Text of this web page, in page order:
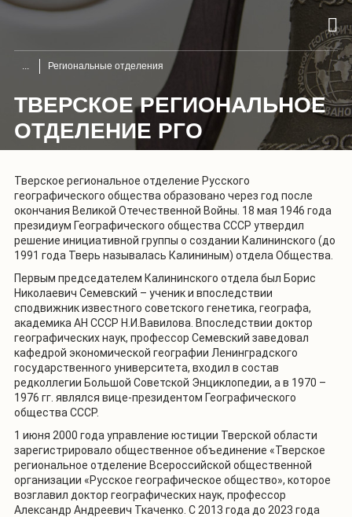
Региональные отделения
ТВЕРСКОЕ РЕГИОНАЛЬНОЕ
ОТДЕЛЕНИЕ РГО
Тверское региональное отделение Русского
географического общества образовано через год после
окончания Великой Отечественной Войны. 18 мая 1946 года
президиум Географического общества СССР утвердил
решение инициативной группы о создании Калининского (до
1991 года Тверь называлась Калининым) отдела Общества.
Первым председателем Калининского отдела был Борис
Николаевич Семевский – ученик и впоследствии
сподвижник известного советского генетика, географа,
академика АН СССР Н.И.Вавилова. Впоследствии доктор
географических наук, профессор Семевский заведовал
кафедрой экономической географии Ленинградского
государственного университета, входил в состав
редколлегии Большой Советской Энциклопедии, а в 1970 –
1976 гг. являлся вице-президентом Географического
общества СССР.
1 июня 2000 года управление юстиции Тверской области
зарегистрировало общественное объединение «Тверское
региональное отделение Всероссийской общественной
организации «Русское географическое общество», которое
возглавил доктор географических наук, профессор
Александр Андреевич Ткаченко. С 2013 года до 2023 года